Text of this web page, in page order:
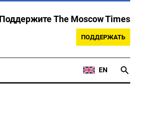
Поддержите The Moscow Times
ПОДДЕРЖАТЬ
EN